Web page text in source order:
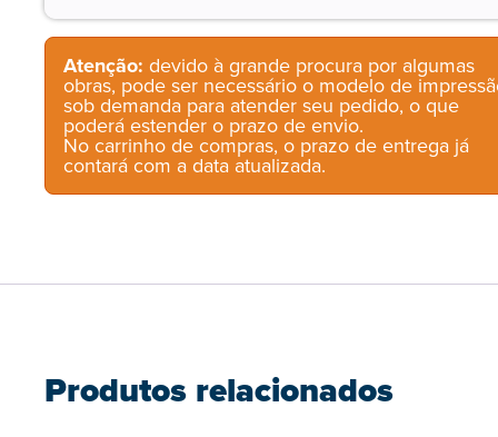
Atenção: devido à grande procura por algumas
obras, pode ser necessário o modelo de
sob demanda para atender seu pedido, o que
poderá estender o prazo de envio.
No carrinho de compras, o prazo de entrega já
contará com a data atualizada.
Produtos relacionados